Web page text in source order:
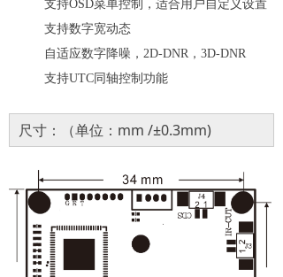
支持OSD菜单控制，适合用户自定义设置
支持数字宽动态
自适应数字降噪， 2D-DNR ， 3D-DNR
支持UTC 同轴控制功能
尺寸：（单位：mm /±0.3mm)